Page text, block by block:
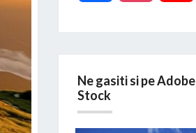
Ne gasiti si pe Adobe
Stock